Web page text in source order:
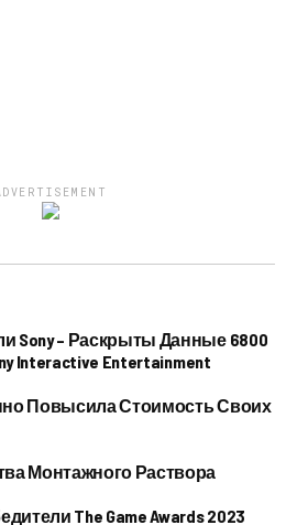
Sony – Раскрыты Данные 6800
Interactive Entertainment
Повысила Стоимость Своих
Монтажного Раствора
The Game Awards 2023